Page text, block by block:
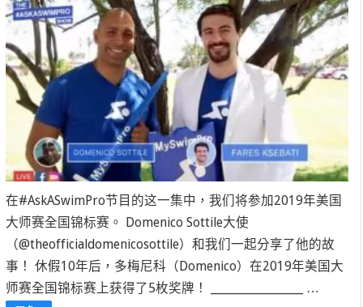
在#AskASwimPro节目的这一集中，我们将参加2019年美国
大师赛全国锦标赛。 Domenico Sottile大使
（@theofficialdomenicosottile）和我们一起分享了他的故
事！ 休假10年后，多梅尼科（Domenico）在2019年美国大
师赛全国锦标赛上获得了5枚奖牌！ ___________________ …